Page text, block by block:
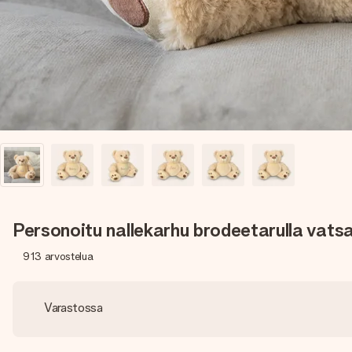
Personoitu nallekarhu brodeetarulla
913 arvostelua
Varastossa